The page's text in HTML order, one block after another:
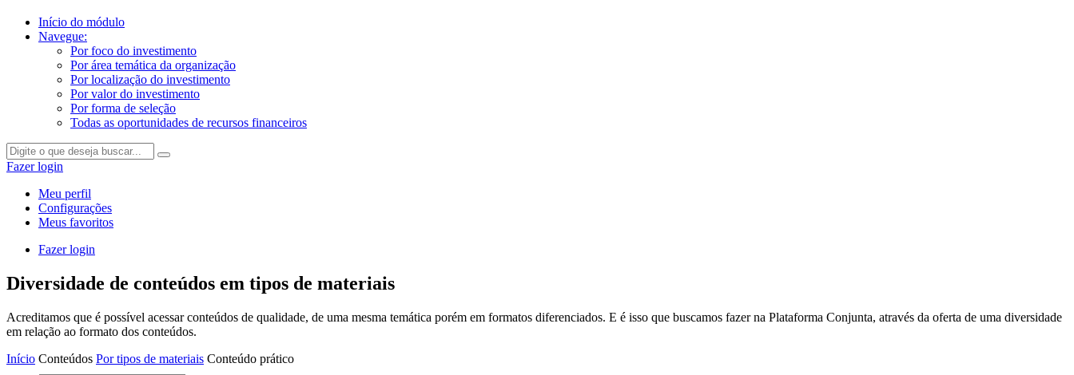
Início do módulo
Navegue:
Por foco do investimento
Por área temática da organização
Por localização do investimento
Por valor do investimento
Por forma de seleção
Todas as oportunidades de recursos financeiros
Fazer login
Meu perfil
Configurações
Meus favoritos
Fazer login
Diversidade de conteúdos em tipos de materiais
Acreditamos que é possível acessar conteúdos de qualidade, de uma mesma temática porém em formatos diferenciados. E é isso que buscamos fazer na Plataforma Conjunta, através da oferta de uma diversidade
em relação ao formato dos conteúdos.
Início Conteúdos Por tipos de materiais Conteúdo prático